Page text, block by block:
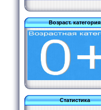
Возраст. категория
Статистика